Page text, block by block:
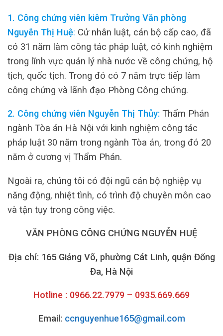
1. Công chứng viên kiêm Trưởng Văn phòng
Nguyễn Thị Huệ: Cử nhân luật, cán bộ cấp cao, đã
có 31 năm làm công tác pháp luật, có kinh nghiệm
trong lĩnh vực quản lý nhà nước về công chứng, hộ
tịch, quốc tịch. Trong đó có 7 năm trực tiếp làm
công chứng và lãnh đạo Phòng Công chứng.
2. Công chứng viên Nguyễn Thị Thủy: Thẩm Phán
ngành Tòa án Hà Nội với kinh nghiệm công tác
pháp luật 30 năm trong ngành Tòa án, trong đó 20
năm ở cương vị Thẩm Phán.
Ngoài ra, chúng tôi có đội ngũ cán bộ nghiệp vụ
năng động, nhiệt tình, có trình độ chuyên môn cao
và tận tụy trong công việc.
VĂN PHÒNG CÔNG CHỨNG NGUYỄN HUỆ
Địa chỉ: 165 Giảng Võ, phường Cát Linh, quận Đống
Đa, Hà Nội
Hotline : 0966.22.7979 – 0935.669.669
Email: ccnguyenhue165@gmail.com